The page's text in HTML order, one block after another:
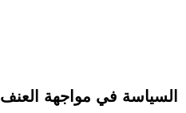
السياسة في مواجهة العنف